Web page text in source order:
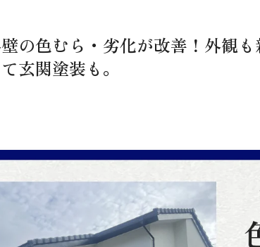
の色むら・劣化が改善！外観
玄関塗装も。